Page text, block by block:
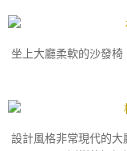
坐上大廳柔軟的沙發
設計風格非常現代的